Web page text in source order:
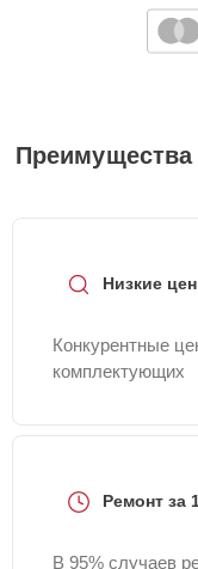
Преимущества
Низкие
Конкурентные
комплектующих
Ремонт за
В 95% случаев